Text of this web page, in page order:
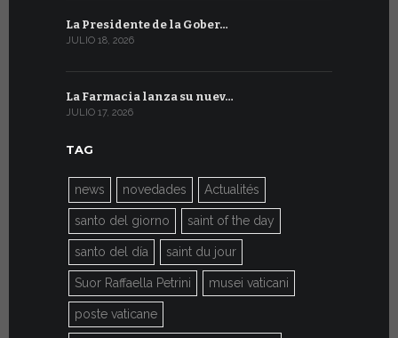
La Presidente de la Gober…
JULIO 18, 2026
La Farmacia lanza su nuev…
JULIO 17, 2026
TAG
news novedades Actualités
santo del giorno saint of the day
santo del día saint du jour
Suor Raffaella Petrini musei vaticani
poste vaticane